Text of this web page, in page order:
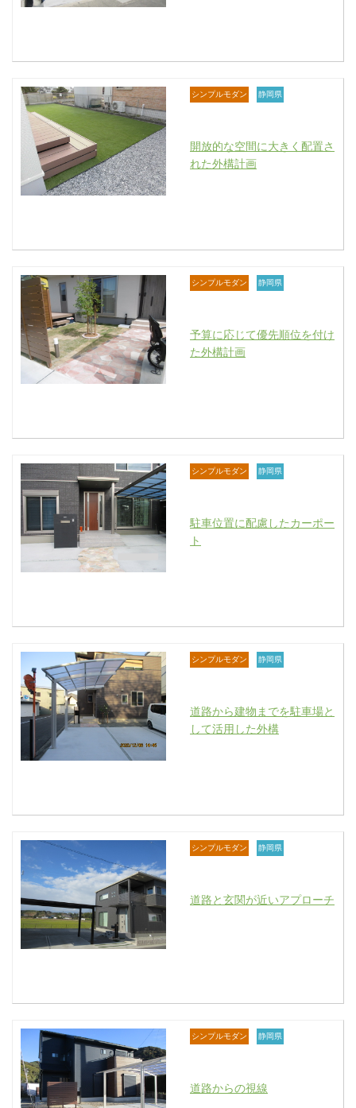
シンプルモダン 静岡県
開放的な空間に大きく配置さ
れた外構計画
シンプルモダン 静岡県
予算に応じて優先順位を付け
た外構計画
シンプルモダン 静岡県
駐車位置に配慮したカーポー
ト
シンプルモダン 静岡県
道路から建物までを駐車場と
して活用した外構
シンプルモダン 静岡県
道路と玄関が近いアプローチ
シンプルモダン 静岡県
道路からの視線